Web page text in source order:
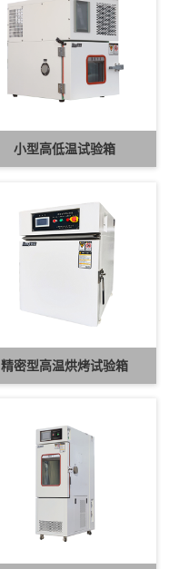
小型高低温试验箱
精密型高温烘烤试验箱